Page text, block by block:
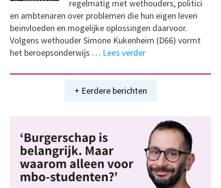
regelmatig met wethouders, politici
en ambtenaren over problemen die hun eigen leven
beïnvloeden en mogelijke oplossingen daarvoor.
Volgens wethouder Simone Kukenheim (D66) vormt
het beroepsonderwijs … Lees verder
+ Eerdere berichten